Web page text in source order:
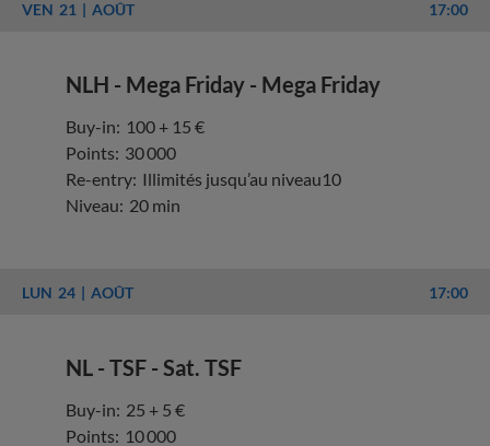
VEN 21 AOÛT 17:00
NLH - Mega Friday - Mega Friday
Buy-in: 100 + 15 €
Points: 30 000
Re-entry: Illimités jusqu’au niveau10
Niveau: 20 min
LUN 24 AOÛT 17:00
NL - TSF - Sat. TSF
Buy-in: 25 + 5 €
Points: 10 000